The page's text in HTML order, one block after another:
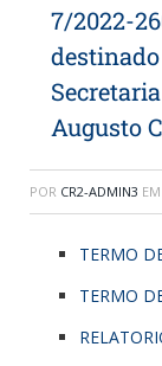
7/2022-
Augusto
POR CR2-ADMIN3 EM
TERMO
TERMO